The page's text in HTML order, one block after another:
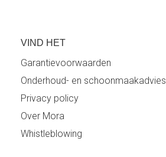
VIND HET
Garantievoorwaarden
Onderhoud- en schoonmaakadvies
Privacy policy
Over Mora
Whistleblowing